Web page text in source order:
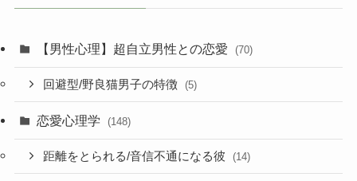
【男性心理】超自立男性との恋愛 (70)
回避型/野良猫男子の特徴 (5)
恋愛心理学 (148)
距離をとられる/音信不通になる彼 (14)